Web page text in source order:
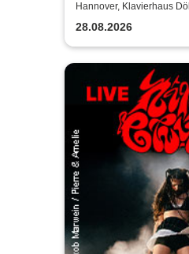
Steinway-Artist
Hannover, Klavierhaus Döll
28.08.2026